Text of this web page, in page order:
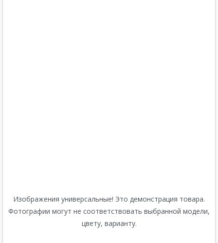
Изображения универсальные! Это демонстрация товара.
Фотографии могут не соответствовать выбранной модели,
цвету, варианту.